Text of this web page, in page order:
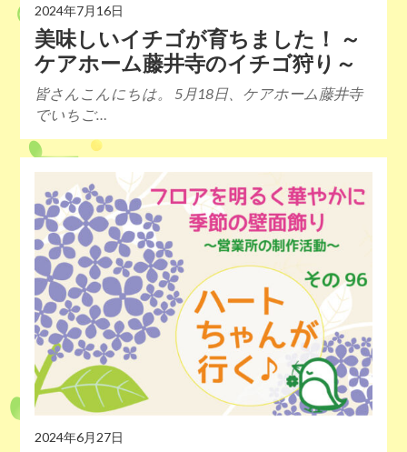
2024年7月16日
美味しいイチゴが育ちました！ ～
ケアホーム藤井寺のイチゴ狩り～
皆さんこんにちは。 5月18日、ケアホーム藤井寺
でいちご…
2024年6月27日